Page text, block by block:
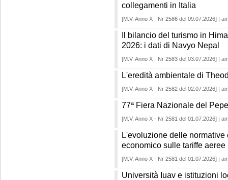
collegamenti in Italia
[M.V. Anno X - Nr 2586 del 09.07.2026] |
Il bilancio del turismo in
2026: i dati di Navyo Nepal
[M.V. Anno X - Nr 2583 del 03.07.2026] |
L'eredità ambientale di
[M.V. Anno X - Nr 2582 del 02.07.2026] |
77ª Fiera Nazionale del
[M.V. Anno X - Nr 2581 del 01.07.2026] |
L'evoluzione delle
economico sulle tariffe aeree
[M.V. Anno X - Nr 2581 del 01.07.2026] |
Università Iuav e istituzioni